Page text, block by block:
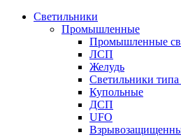
Светильники
Промышленные
Промышленные
ЛСП
Желудь
Светильники
Купольные
ДСП
UFO